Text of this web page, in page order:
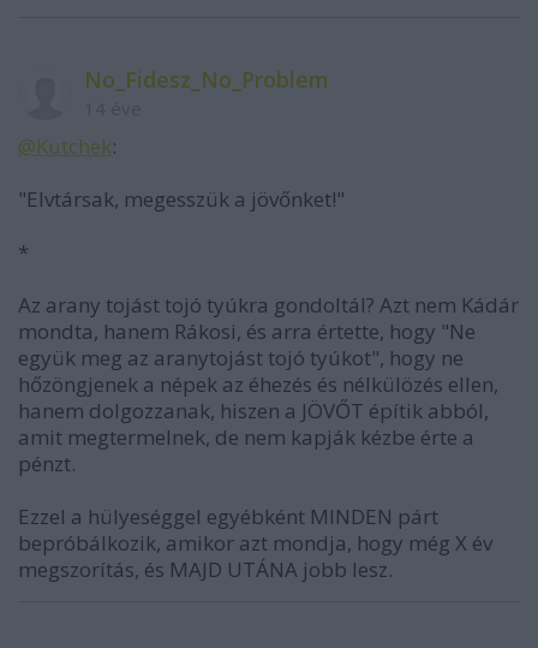
No_Fidesz_No_Problem
@Kutchek:
"Elvtársak, megesszük a jövőnket!"
*
Az arany tojást tojó tyúkra gondoltál? Azt nem Kádár
mondta, hanem Rákosi, és arra értette, hogy "Ne
együk meg az aranytojást tojó tyúkot", hogy ne
hőzöngjenek a népek az éhezés és nélkülözés ellen,
hanem dolgozzanak, hiszen a JÖVŐT építik abból,
amit megtermelnek, de nem kapják kézbe érte a
pénzt.
Ezzel a hülyeséggel egyébként MINDEN párt
bepróbálkozik, amikor azt mondja, hogy még X év
megszorítás, és MAJD UTÁNA jobb lesz.